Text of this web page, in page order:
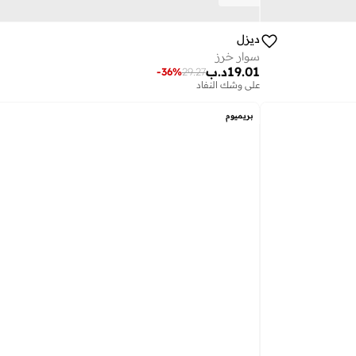
ديزل
سوار خرز
د.ب19.01
29.27
-36%
على وشك النفاد
بريميوم